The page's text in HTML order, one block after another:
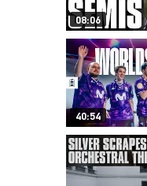
08:06
40:54